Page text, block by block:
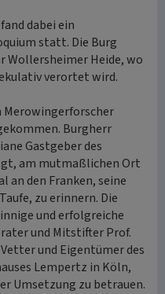
dabei ein
statt. Die Burg
Heide, wo
verortet wird.
Burgherr
Gastgeber des
am mutmaßlichen Ort
an den Franken, seine
zu erinnern. Die
und erfolgreiche
und Mitstifter Prof.
und Eigentümer des
Lempertz in Köln,
Umsetzung zu betrauen.